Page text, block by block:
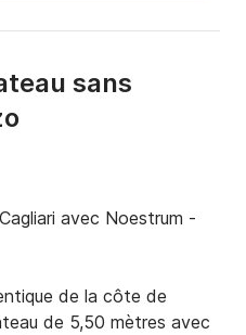
sans
avec Noestrum -
de la côte de
de 5,50 mètres avec